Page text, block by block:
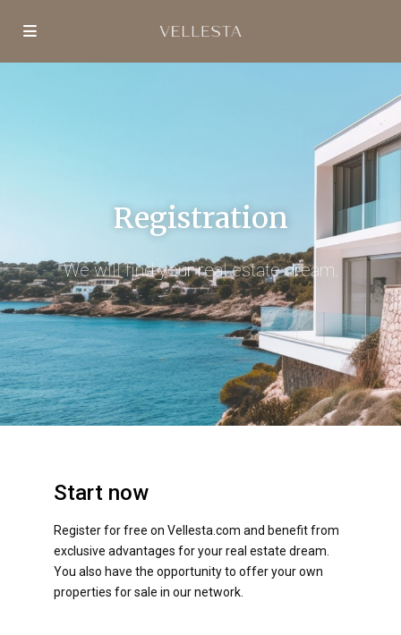
Registration
We will find your real estate dream.
Start now
Register for free on Vellesta.com and benefit from
exclusive advantages for your real estate dream.
You also have the opportunity to offer your own
properties for sale in our network.